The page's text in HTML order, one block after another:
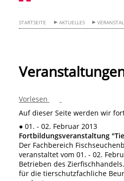
STARTSEITE AKTUELLES
Vorlesen
Auf dieser Seite werden wir
● 01. - 02. Februar 2013
Fortbildungsveranstaltung
Der Fachbereich
veranstaltet vom 01. - 02.
Betrieben des
für die tierschutzfachliche